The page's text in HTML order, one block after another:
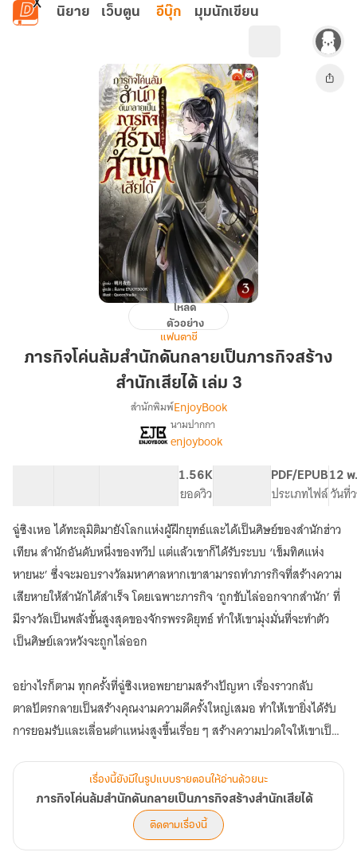
ข้ามไปยังเนื้อหาหลัก
นิยาย เว็บตูน อีบุ๊ก มุมนักเขียน
ภารกิจ
ล้ม
สำนัก
สร้าง
เสีย
ได้
เล่ม
3
โหลด
ตัวอย่าง
แฟนตาซี
ภารกิจโค่นล้มสำนักดันกลายเป็นภารกิจสร้าง
สำนักเสียได้ เล่ม 3
เรื่อง
ภารกิจ
โค่น
ล้ม
สำนัก
ดัน
กลาย
เป็น
ภารกิจ
สร้าง
สำนัก
เสีย
ได้
สำนักพิมพ์EnjoyBook
นามปากกา
enjoybook
1.56K
ยอดวิว
PDF/EPUB
ประเภทไฟล์
12
วันที่
ฉู่ซิงเหอ ได้ทะลุมิติมายังโลกแห่งผู้ฝึกยุทธ์และได้เป็นศิษย์ของสำนักฮ่าว
เทียน สำนักอันดับหนึ่งของทวีป แต่แล้วเขาก็ได้รับระบบ ‘เข็มทิศแห่ง
หายนะ’ ซึ่งจะมอบรางวัลมหาศาลหากเขาสามารถทำภารกิจที่สร้างความ
เสียหายให้สำนักได้สำเร็จ โดยเฉพาะภารกิจ ‘ถูกขับไล่ออกจากสำนัก’ ที่
มีรางวัลเป็นพลังขั้นสูงสุดของจักรพรรดิยุทธ์ ทำให้เขามุ่งมั่นที่จะทำตัว
เป็นศิษย์เลวหวังจะถูกไล่ออก
อย่างไรก็ตาม ทุกครั้งที่ฉู่ซิงเหอพยายามสร้างปัญหา เรื่องราวกลับ
ตาลปัตรกลายเป็นสร้างคุณงามความดีครั้งใหญ่เสมอ ทำให้เขายิ่งได้รับ
การยอมรับและเลื่อนตำแหน่งสูงขึ้นเรื่อย ๆ สร้างความปวดใจให้เขาเป็น
120)
เรื่องนี้ยังมีในรูปแบบรายตอนให้อ่านด้วยนะ
ภารกิจโค่นล้มสำนักดันกลายเป็นภารกิจสร้างสำนักเสียได้
ติดตามเรื่องนี้